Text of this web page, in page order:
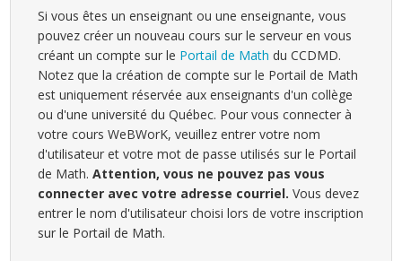
Si vous êtes un enseignant ou une enseignante, vous
pouvez créer un nouveau cours sur le serveur en vous
créant un compte sur le Portail de Math du CCDMD.
Notez que la création de compte sur le Portail de Math
est uniquement réservée aux enseignants d'un collège
ou d'une université du Québec. Pour vous connecter à
votre cours WeBWorK, veuillez entrer votre nom
d'utilisateur et votre mot de passe utilisés sur le Portail
de Math.Attention, vous ne pouvez pas vous
connecter avec votre adresse courriel. Vous devez
entrer le nom d'utilisateur choisi lors de votre inscription
sur le Portail de Math.